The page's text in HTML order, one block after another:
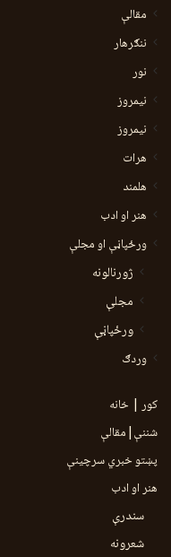
مقالې
ننګرهار
نور
نيمروز
نیمروز
هرات
هلمند
هنر او ادب
ورځپاڼې او مجلې
ژورنالونه
مجلې
ورځپاڼې
وردګ
کور | خانه
شننې|مقالې
پښتو خبري سرچينې
هنر او ادب
سندرې
شعرونه